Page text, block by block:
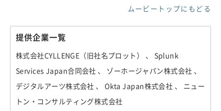
ムービートップにもどる
提供企業一覧
株式会社CYLLENGE（旧社名プロット） 、 Splunk
Services Japan合同会社 、 ゾーホージャパン株式会社 、
デジタルアーツ株式会社 、 Okta Japan株式会社 、 ニュー
トン・コンサルティング株式会社